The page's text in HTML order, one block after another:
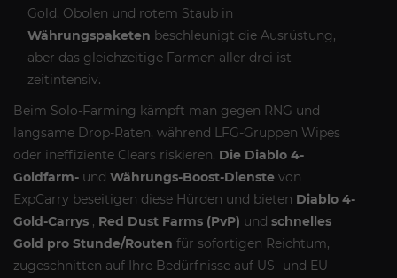
Gold, Obolen und rotem Staub in
Währungspaketen beschleunigt die Ausrüstung,
aber das gleichzeitige Farmen aller drei ist
zeitintensiv.
Beim Solo-Farming kämpft man gegen RNG und
langsame Drop-Raten, während LFG-Gruppen Wipes
oder ineffiziente Clears riskieren. Die Diablo 4-
Goldfarm- und Währungs-Boost-Dienste von
ExpCarry beseitigen diese Hürden und bieten Diablo 4-
Gold-Carrys , Red Dust Farms (PvP) und schnelles
Gold pro Stunde/Routen für sofortigen Reichtum,
zugeschnitten auf Ihre Bedürfnisse auf US- und EU-